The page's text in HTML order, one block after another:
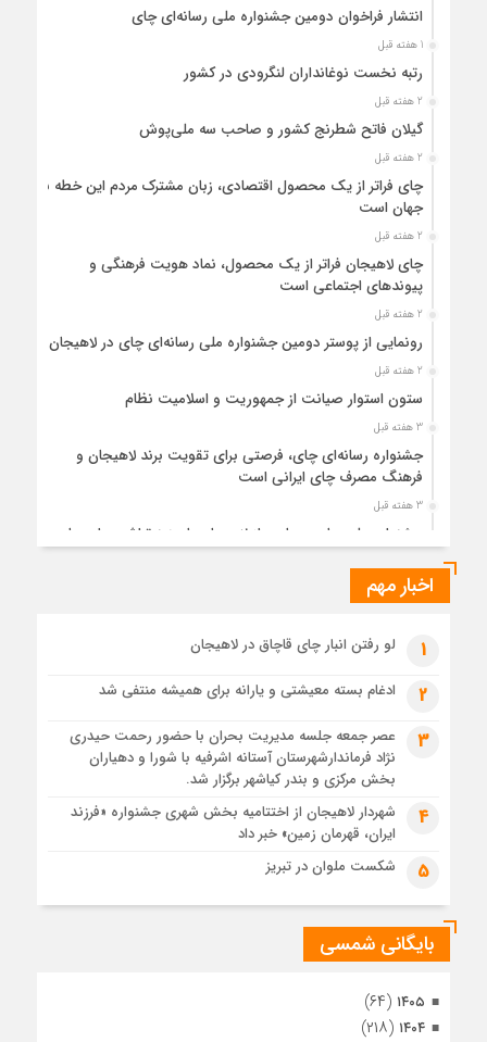
انتشار فراخوان دومین جشنواره ملی رسانه‌ای چای
1 هفته قبل
رتبه نخست نوغانداران لنگرودی در کشور
2 هفته قبل
گیلان فاتح شطرنج کشور و صاحب سه ملی‌پوش
2 هفته قبل
چای فراتر از یک محصول اقتصادی، زبان مشترک مردم این خطه با
جهان است
2 هفته قبل
چای لاهیجان فراتر از یک محصول، نماد هویت فرهنگی و
پیوندهای اجتماعی است
2 هفته قبل
رونمایی از پوستر دومین جشنواره ملی رسانه‌ای چای در لاهیجان
2 هفته قبل
ستون استوار صیانت از جمهوریت و اسلامیت نظام
3 هفته قبل
جشنواره رسانه‌ای چای، فرصتی برای تقویت برند لاهیجان و
فرهنگ مصرف چای ایرانی است
3 هفته قبل
جشنواره ملی چای، حمایت از لاهیجان یا هزینه‌تراشی برای چای
4 هفته قبل
4 هفته قبل
رئوف
تصاویر هوایی مراسم تشییع پیکر مطهر آقای شهید ایران – مشهد
مراسم تشییع پیکر مطهر آقای شهید ایران – مشهد
تصاویری از تراکم جمعیت حاضر در میدان ثورهالعشرین نجف
اشرف
اخبار مهم
1 لو رفتن انبار چای قاچاق در لاهیجان
2 ادغام بسته معیشتی و یارانه برای همیشه منتفی شد
3
عصر جمعه جلسه مدیریت بحران با حضور رحمت حیدری
نژاد فرماندارشهرستان آستانه اشرفیه با شورا و دهیاران
بخش مرکزی و بندر کیاشهر برگزار شد.
4
شهردار لاهیجان از اختتامیه بخش شهری جشنواره «فرزند
ایران، قهرمان زمین» خبر داد
5 شکست ملوان در تبریز
بایگانی شمسی
۱۴۰۵ (۶۴)
۱۴۰۴ (۲۱۸)